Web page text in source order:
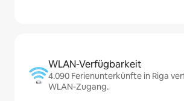
WLAN-Verfügbarkeit
4.090 Ferienunterkünfte in Riga
WLAN-Zugang.